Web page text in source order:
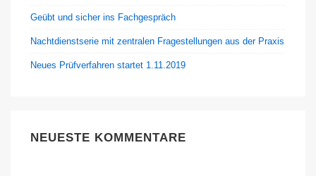
Geübt und sicher ins Fachgespräch
Nachtdienstserie mit zentralen Fragestellungen aus der Praxis
Neues Prüfverfahren startet 1.11.2019
NEUESTE KOMMENTARE